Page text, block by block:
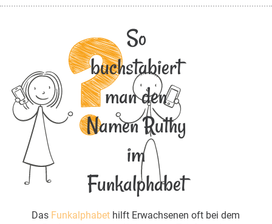
So
buchstabiert
man den
Namen Ruthy
im
Funkalphabet
Das Funkalphabet hilft Erwachsenen oft bei dem